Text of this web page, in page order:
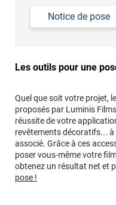
Notice de pose
Les outils pour une
Quel que soit votre projet,
proposés par Luminis
réussite de votre
revêtements décoratifs...
associé. Grâce à ces
poser vous-même votre
obtenez un résultat net et
pose !